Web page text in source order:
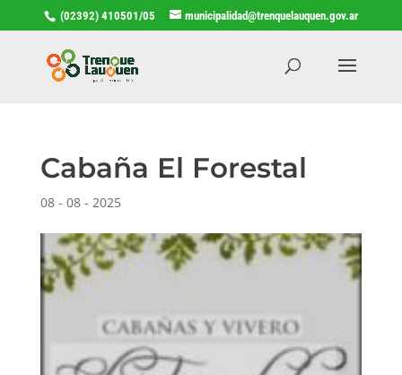
(02392) 410501/05 municipalidad@trenquelauquen.gov.ar
Cabaña El Forestal
08 - 08 - 2025